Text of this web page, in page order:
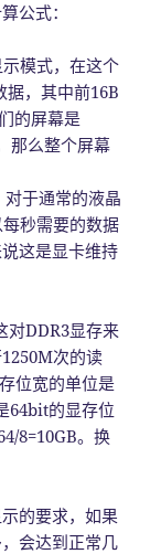
公式：
模式，在这个
据，其中前16B
的屏幕是
那么整个屏幕
对于通常的液晶
秒需要的数据
这是显卡维持
对DDR3显存来
次的读
位宽的单位是
64bit的显存位
8=10GB。换
的要求，如果
会达到正常几